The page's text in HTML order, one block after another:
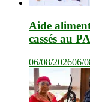
Aide
cassés au
06/08/202606/